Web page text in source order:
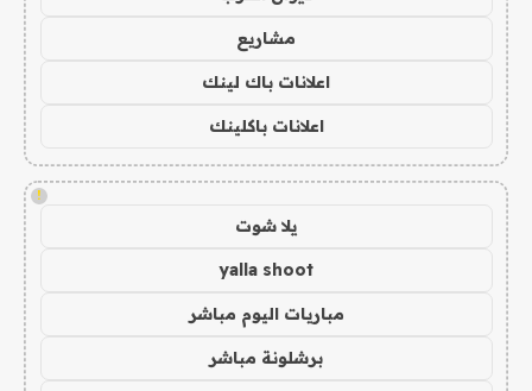
مشاريع
اعلانات باك لينك
اعلانات باكلينك
!
يلا شوت
yalla shoot
مباريات اليوم مباشر
برشلونة مباشر